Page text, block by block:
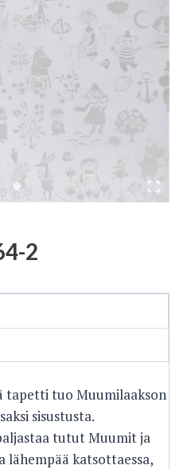
2
tapetti tuo Muumilaakson
sisustusta.
tutut Muumit ja
lähempää katsottaessa,